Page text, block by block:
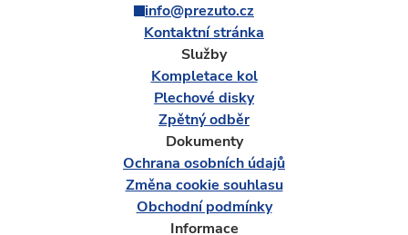
info@prezuto.cz
Kontaktní stránka
Služby
Kompletace kol
Plechové disky
Zpětný odběr
Dokumenty
Ochrana osobních údajů
Změna cookie souhlasu
Obchodní podmínky
Informace